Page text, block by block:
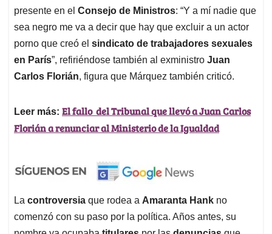
presente en el Consejo de Ministros: “Y a mí nadie que
sea negro me va a decir que hay que excluir a un actor
porno que creó el sindicato de trabajadores sexuales
en París”, refiriéndose también al exministro Juan
Carlos Florián, figura que Márquez también criticó.
Leer más: El fallo del Tribunal que llevó a Juan Carlos
Florián a renunciar al Ministerio de la Igualdad
La controversia que rodea a Amaranta Hank no
comenzó con su paso por la política. Años antes, su